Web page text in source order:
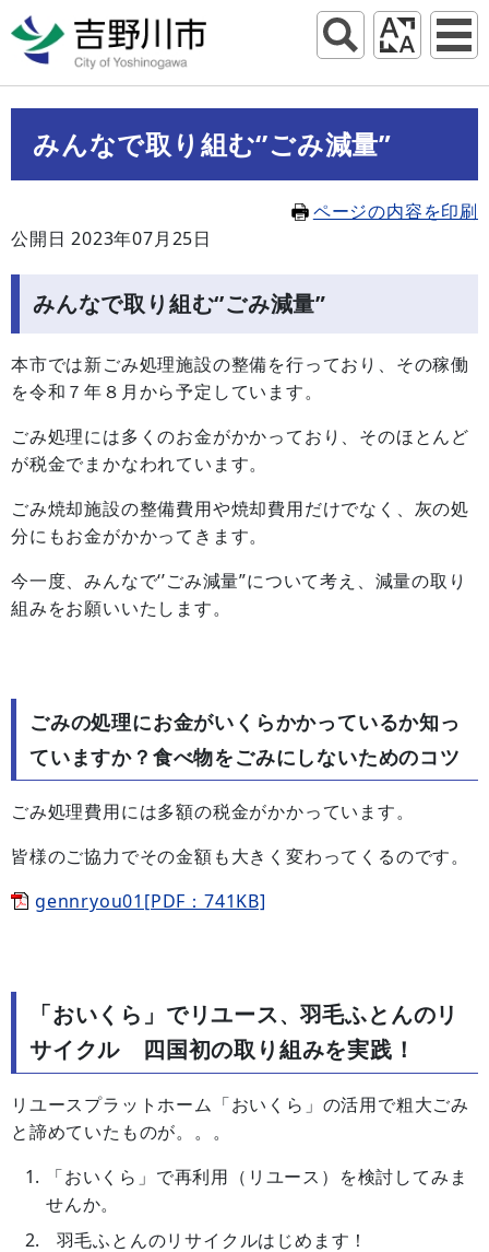
みんなで取り組む‘’ごみ減量”
ページの内容を印刷
公開日 2023年07月25日
みんなで取り組む‘’ごみ減量”
本市では新ごみ処理施設の整備を行っており、その稼働
を令和７年８月から予定しています。
ごみ処理には多くのお金がかかっており、そのほとんど
が税金でまかなわれています。
ごみ焼却施設の整備費用や焼却費用だけでなく、灰の処
分にもお金がかかってきます。
今一度、みんなで‘’ごみ減量”について考え、減量の取り
組みをお願いいたします。
ごみの処理にお金がいくらかかっているか知っ
ていますか？食べ物をごみにしないためのコツ
ごみ処理費用には多額の税金がかかっています。
皆様のご協力でその金額も大きく変わってくるのです。
gennryou01[PDF：741KB]
「おいくら」でリユース、羽毛ふとんのリ
サイクル 四国初の取り組みを実践！
リユースプラットホーム「おいくら」の活用で粗大ごみ
と諦めていたものが。。。
「おいくら」で再利用（リユース）を検討してみま
せんか。
羽毛ふとんのリサイクルはじめます！